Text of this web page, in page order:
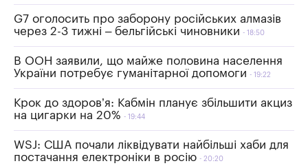
G7 оголосить про заборону російських алмазів
через 2-3 тижні – бельгійські чиновники
18:50
В ООН заявили, що майже половина населення
України потребує гуманітарної допомоги
19:22
Крок до здоров’я: Кабмін планує збільшити акциз
на цигарки на 20%
19:44
WSJ: США почали ліквідувати найбільші хаби для
постачання електроніки в росію
20:20